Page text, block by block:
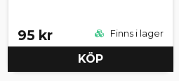
95 kr Finns i lager
KÖP